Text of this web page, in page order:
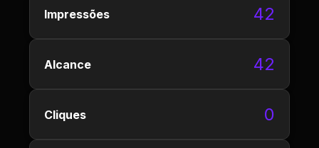
Impressões 42
Alcance 42
Cliques 0